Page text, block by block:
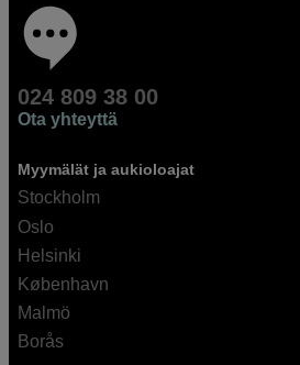
024 809 38 00
Ota yhteyttä
Myymälät ja aukioloajat
Stockholm
Oslo
Helsinki
København
Malmö
Borås